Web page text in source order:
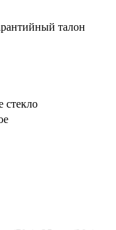
талон
стекло